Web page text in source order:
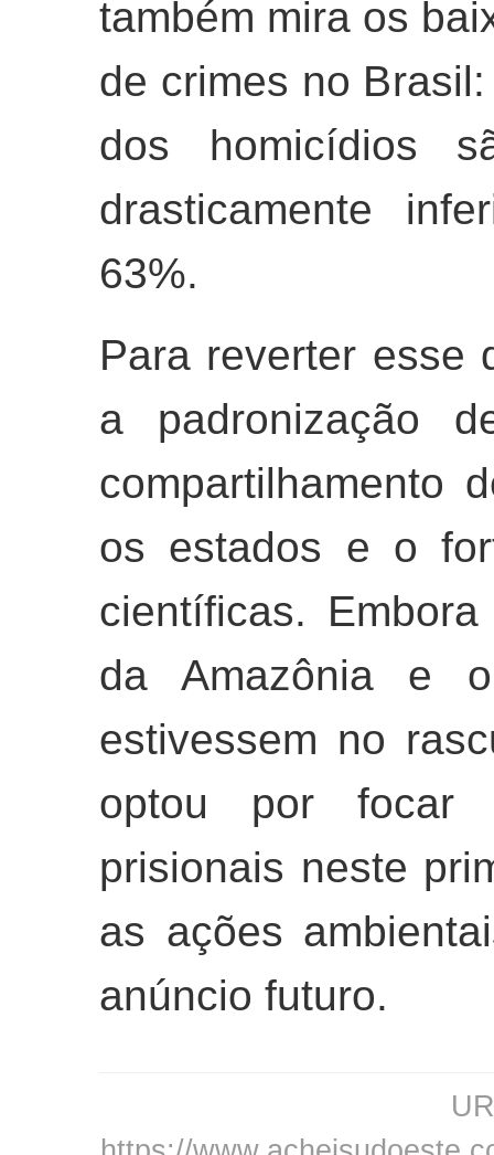
também mira os
de crimes no
dos homicídios
drasticamente
63%.
Para reverter esse
a padronização
compartilhamento
os estados e o
científicas.
da Amazônia e
estivessem no
optou por focar
prisionais neste
as ações
anúncio futuro.